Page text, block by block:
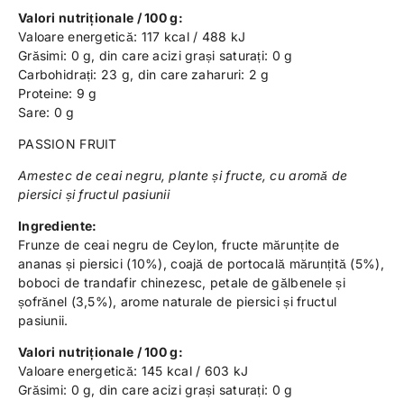
Valori nutriționale / 100 g:
Valoare energetică: 117 kcal / 488 kJ
Grăsimi: 0 g, din care acizi grași saturați: 0 g
Carbohidrați: 23 g, din care zaharuri: 2 g
Proteine: 9 g
Sare: 0 g
PASSION FRUIT
Amestec de ceai negru, plante și fructe, cu aromă de
piersici și fructul pasiunii
Ingrediente:
Frunze de ceai negru de Ceylon, fructe mărunțite de
ananas și piersici (10%), coajă de portocală mărunțită (5%),
boboci de trandafir chinezesc, petale de gălbenele și
șofrănel (3,5%), arome naturale de piersici și fructul
pasiunii.
Valori nutriționale / 100 g:
Valoare energetică: 145 kcal / 603 kJ
Grăsimi: 0 g, din care acizi grași saturați: 0 g